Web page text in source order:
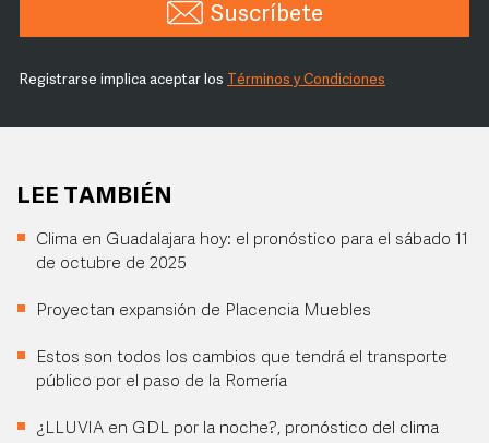
Suscríbete
Registrarse implica aceptar los Términos y Condiciones
LEE TAMBIÉN
Clima en Guadalajara hoy: el pronóstico para el sábado 11
de octubre de 2025
Proyectan expansión de Placencia Muebles
Estos son todos los cambios que tendrá el transporte
público por el paso de la Romería
¿LLUVIA en GDL por la noche?, pronóstico del clima